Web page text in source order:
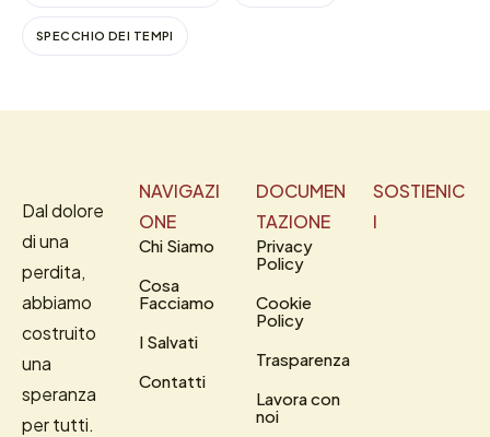
SPECCHIO DEI TEMPI
Dal dolore
di una
perdita,
abbiamo
costruito
una
speranza
per tutti.
NAVIGAZI
ONE
Chi Siamo
Cosa
Facciamo
I Salvati
Contatti
DOCUMEN
TAZIONE
Privacy
Policy
Cookie
Policy
Trasparenza
Lavora con
noi
SOSTIENIC
I